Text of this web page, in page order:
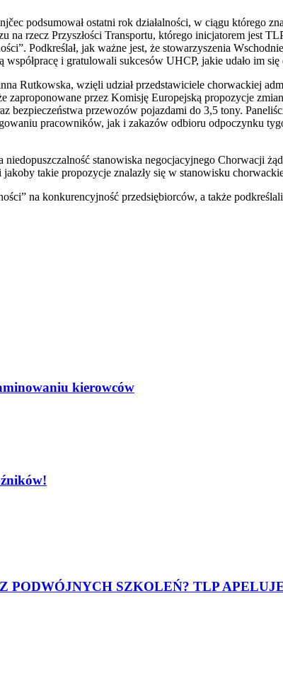
podsumował ostatni rok działalności, w ciągu którego
na rzecz Przyszłości Transportu, którego inicjatorem jest
Podkreślał, jak ważne jest, że stowarzyszenia
i gratulowali sukcesów UHCP, jakie udało im
Rutkowska, wzięli udział przedstawiciele chorwackiej
zaproponowane przez Komisję Europejską propozycje
przewozów pojazdami do 3,5 tony.
pracowników, jak i zakazów odbioru odpoczynku
stanowiska negocjacyjnego Chorwacji
takie propozycje znalazły się w stanowisku
na konkurencyjność przedsiębiorców, a także
kierowców
PODWÓJNYCH SZKOLEŃ? TLP